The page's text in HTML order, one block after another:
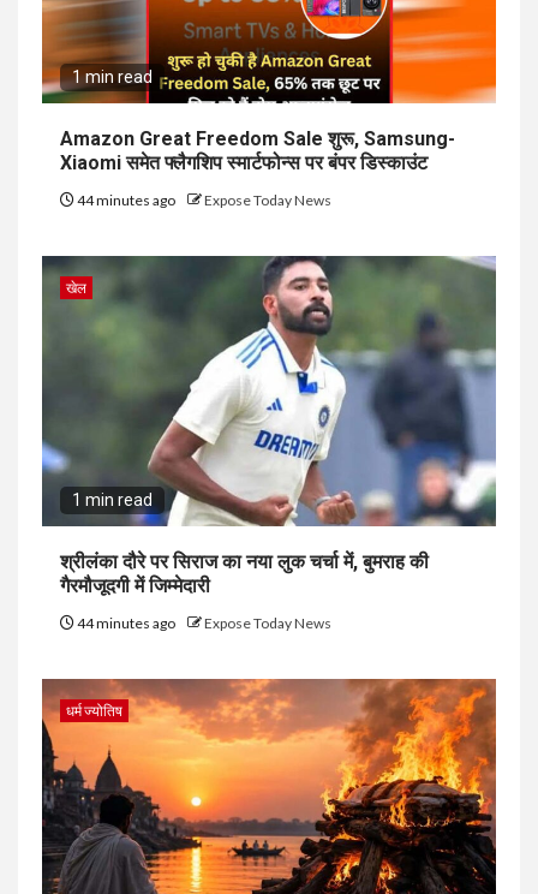
1 min read
Amazon Great Freedom Sale शुरू, Samsung-
Xiaomi समेत फ्लैगशिप स्मार्टफोन्स पर बंपर डिस्काउंट
44 minutes ago Expose Today News
खेल
1 min read
श्रीलंका दौरे पर सिराज का नया लुक चर्चा में, बुमराह की
गैरमौजूदगी में जिम्मेदारी
44 minutes ago Expose Today News
धर्म ज्योतिष